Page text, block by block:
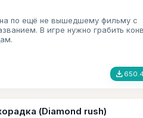
по ещё не вышедшему фильму с
В игре нужно грабить
file_download
(Diamond rush)